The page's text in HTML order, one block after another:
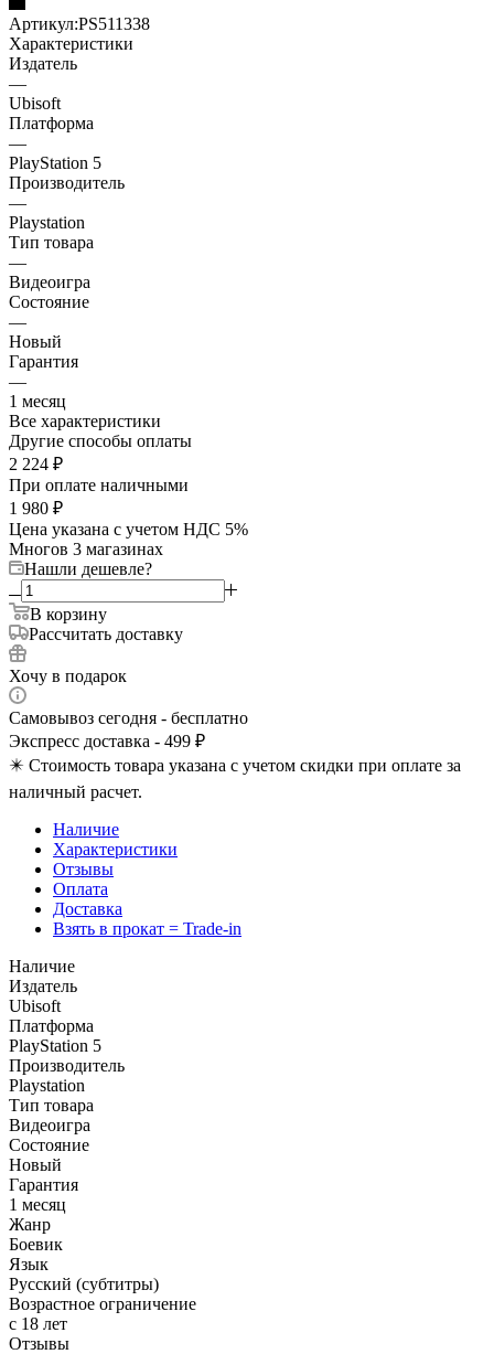
Артикул:PS511338
Характеристики
Издатель
—
Ubisoft
Платформа
—
PlayStation 5
Производитель
—
Playstation
Тип товара
—
Видеоигра
Состояние
—
Новый
Гарантия
—
1 месяц
Все характеристики
Другие способы оплаты
2 224 ₽
При оплате наличными
1 980 ₽
Цена указана с учетом НДС 5%
Многов 3 магазинах
Нашли дешевле?
В корзину
Рассчитать доставку
Хочу в подарок
Самовывоз сегодня - бесплатно
Экспресс доставка - 499 ₽
✴️ Стоимость товара указана с учетом скидки при оплате за
наличный расчет.
Наличие
Характеристики
Отзывы
Оплата
Доставка
Взять в прокат = Trade-in
Наличие
Издатель
Ubisoft
Платформа
PlayStation 5
Производитель
Playstation
Тип товара
Видеоигра
Состояние
Новый
Гарантия
1 месяц
Жанр
Боевик
Язык
Русский (субтитры)
Возрастное ограничение
с 18 лет
Отзывы